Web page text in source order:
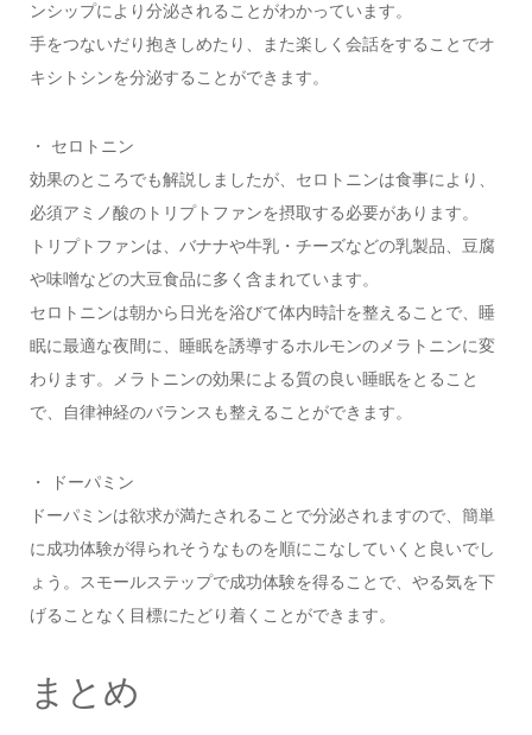
ンシップにより分泌されることがわかっています。
手をつないだり抱きしめたり、また楽しく会話をすることでオ
キシトシンを分泌することができます。
・ セロトニン
効果のところでも解説しましたが、セロトニンは食事により、
必須アミノ酸のトリプトファンを摂取する必要があります。
トリプトファンは、バナナや牛乳・チーズなどの乳製品、豆腐
や味噌などの大豆食品に多く含まれています。
セロトニンは朝から日光を浴びて体内時計を整えることで、睡
眠に最適な夜間に、睡眠を誘導するホルモンのメラトニンに変
わります。メラトニンの効果による質の良い睡眠をとること
で、自律神経のバランスも整えることができます。
・ ドーパミン
ドーパミンは欲求が満たされることで分泌されますので、簡単
に成功体験が得られそうなものを順にこなしていくと良いでし
ょう。スモールステップで成功体験を得ることで、やる気を下
げることなく目標にたどり着くことができます。
まとめ